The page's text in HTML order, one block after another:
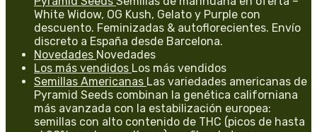
White Widow, OG Kush, Gelato y Purple con
descuento. Feminizadas & autoflorecientes. Envío
discreto a España desde Barcelona.
Novedades Novedades
Los más vendidos Los más vendidos
Semillas Americanas Las variedades americanas de
Pyramid Seeds combinan la genética californiana
más avanzada con la estabilización europea:
semillas con alto contenido de THC (picos de hasta